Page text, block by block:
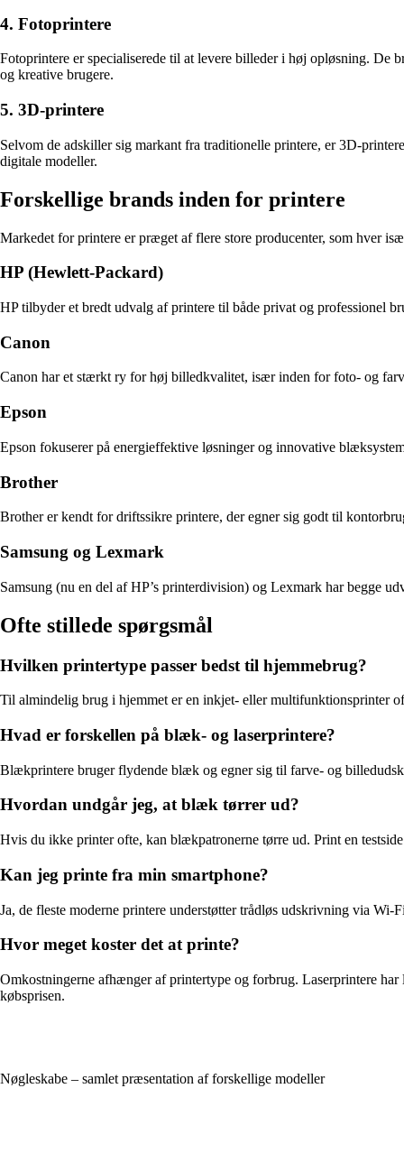
4. Fotoprintere
Fotoprintere er specialiserede til at levere billeder i høj opløsning.
og kreative brugere.
5. 3D-printere
Selvom de adskiller sig markant fra traditionelle printere, er 3D-
digitale modeller.
Forskellige brands inden for printere
Markedet for printere er præget af flere store producenter, som hver
HP (Hewlett-Packard)
HP tilbyder et bredt udvalg af printere til både privat og professionel
Canon
Canon har et stærkt ry for høj billedkvalitet, især inden for foto- og
Epson
Epson fokuserer på energieffektive løsninger og innovative
Brother
Brother er kendt for driftssikre printere, der egner sig godt til
Samsung og Lexmark
Samsung (nu en del af HP’s printerdivision) og Lexmark har begge
Ofte stillede spørgsmål
Hvilken printertype passer bedst til hjemmebrug?
Til almindelig brug i hjemmet er en inkjet- eller multifunktionsprinter
Hvad er forskellen på blæk- og laserprintere?
Blækprintere bruger flydende blæk og egner sig til farve- og
Hvordan undgår jeg, at blæk tørrer ud?
Hvis du ikke printer ofte, kan blækpatronerne tørre ud. Print en
Kan jeg printe fra min smartphone?
Ja, de fleste moderne printere understøtter trådløs udskrivning via
Hvor meget koster det at printe?
Omkostningerne afhænger af printertype og forbrug. Laserprintere
købsprisen.
Nøgleskabe – samlet præsentation af forskellige modeller